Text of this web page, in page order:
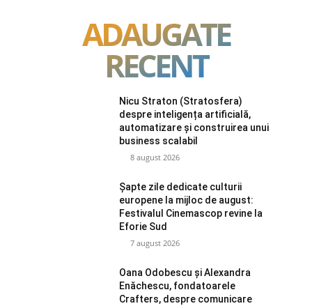
ADAUGATE
RECENT
Nicu Straton (Stratosfera)
despre inteligența artificială,
automatizare și construirea unui
business scalabil
8 august 2026
Șapte zile dedicate culturii
europene la mijloc de august:
Festivalul Cinemascop revine la
Eforie Sud
7 august 2026
Oana Odobescu și Alexandra
Enăchescu, fondatoarele
Crafters, despre comunicare